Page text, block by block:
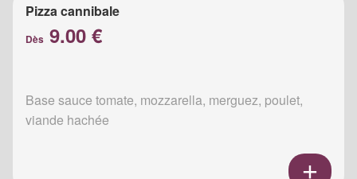
Pizza cannibale
Dès 9.00 €
Base sauce tomate, mozzarella, merguez, poulet,
viande hachée